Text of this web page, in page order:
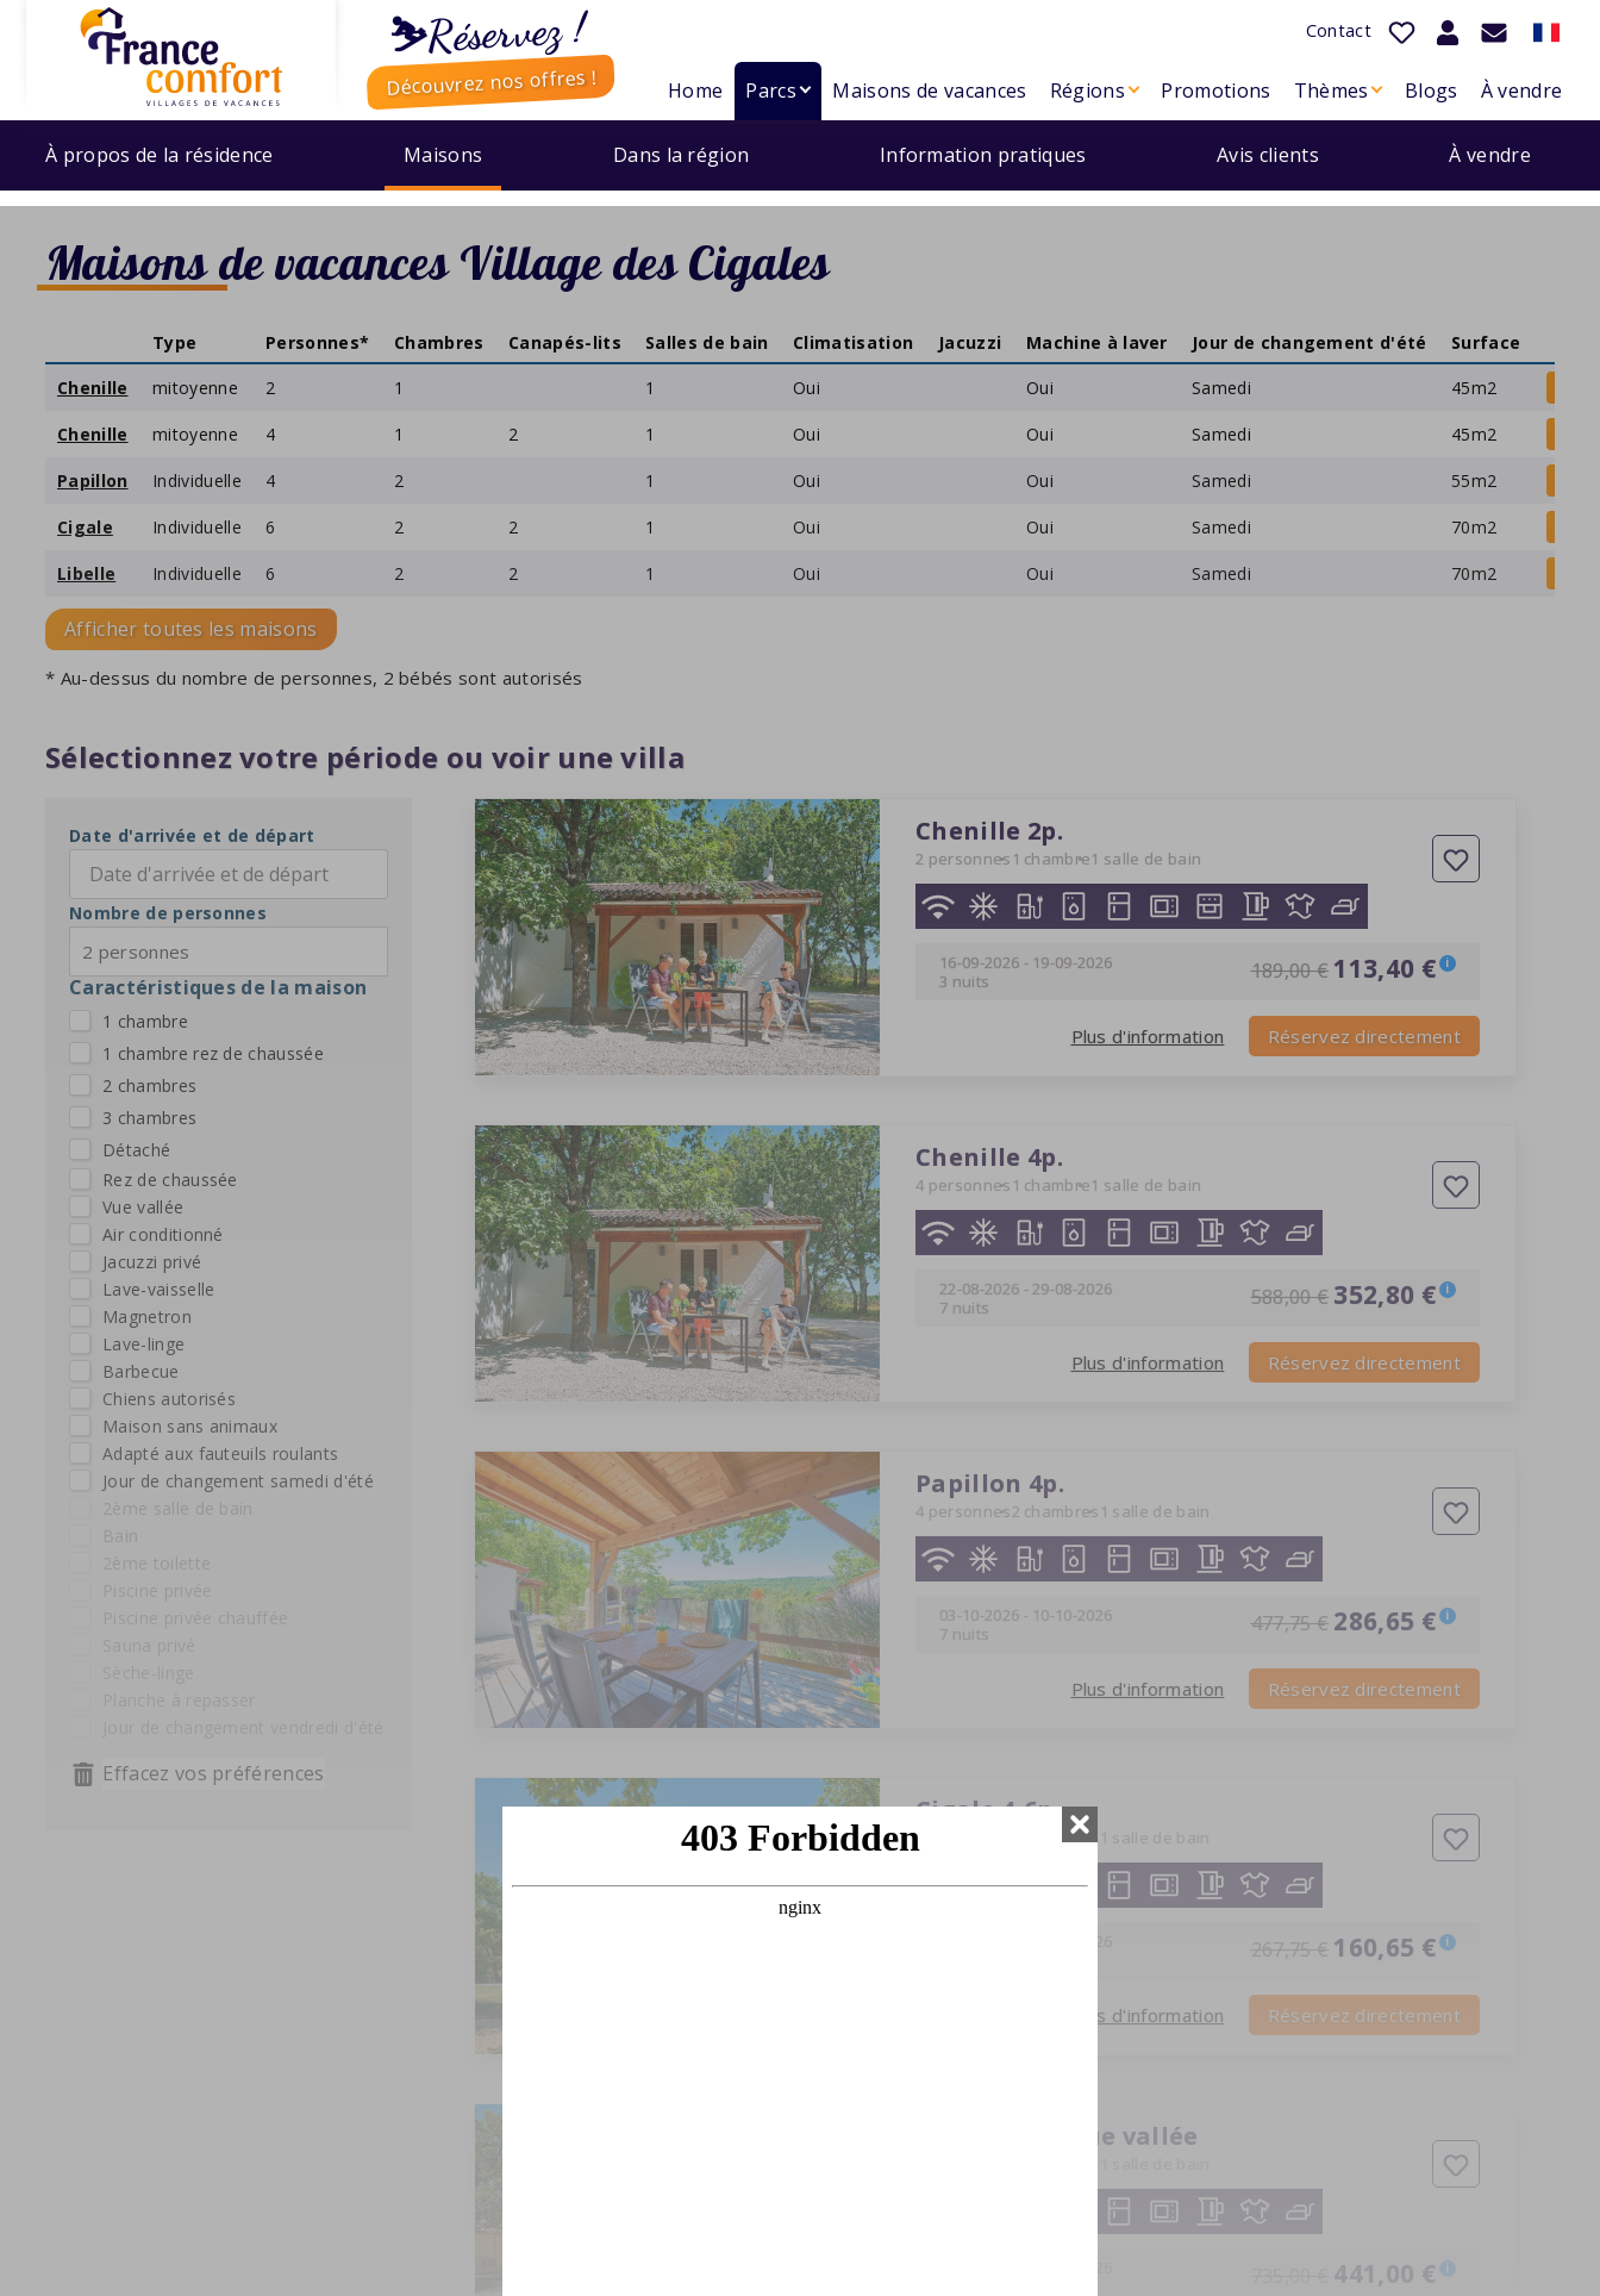
⛷️Réservez !
Découvrez nos offres !
Contact
Home Parcs Maisons de vacances Régions Promotions Thèmes Blogs À vendre
À propos de la résidence Maisons Dans la région Information pratiques Avis clients À vendre
Maisons de vacances Village des Cigales
Type Personnes* Chambres Canapés-lits Salles de bain Climatisation Jacuzzi Machine à laver Jour de changement d'été
Surface
Chenille
mitoyenne 2 1 1 Oui Oui Samedi 45m2
Chenille mitoyenne 4 1 2 1 Oui Oui Samedi 45m2
Papillon Individuelle 4 2 1 Oui Oui Samedi 55m2
Cigale Individuelle 6 2 2 1 Oui Oui Samedi 70m2
Libelle Individuelle 6 2 2 1 Oui Oui Samedi 70m2
Afficher toutes les maisons
* Au-dessus du nombre de personnes, 2 bébés sont autorisés
Sélectionnez votre période ou voir une villa
Chenille 2p.
2 personnes 1 chambre1 salle de bain
16-09-2026 - 19-09-2026
3 nuits
189,00 € 113,40 € i
Plus d'information Réservez directement
Chenille 4p.
4 personnes 1 chambre1 salle de bain
22-08-2026 -29-08-2026
7 nuits
588,00 € 352,80 € i
Plus d'information Réservez directement
Papillon 4p.
4 personnes2 chambres 1 salle de bain
03-10-2026 - 10-10-2026
7 nuits
477,75 € 286,65 € i
Plus d'information Réservez directement
Cigale 4-6p.
6 personnes 2 chambres
267,75 € 160,65 € i
Plus d'information Réservez directement
Libelle 4-6p. vue vallée
441,00 € i
Date d'arrivée et de départ
Nombre de personnes
2 personnes
Caractéristiques de la maison
1 chambre
1 chambre rez de chaussée
2 chambres
3 chambres
4 chambres
2ème salle de bain
Bain
Détaché
Rez de chaussée
vue vallée
Air conditionné
Jacuzzi privé
Lave-vaisselle
Magnetron
Lave-linge
Barbecue
Chiens autorisés
maison sans animaux
Adapté aux fauteuils roulants
Jour de changement samedi d'été
Effacez vos préférences